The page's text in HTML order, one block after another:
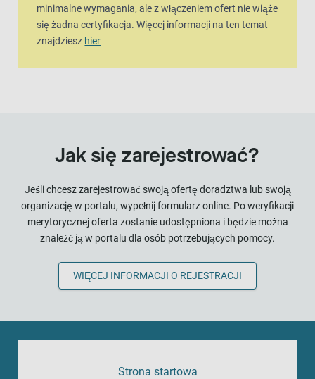
minimalne wymagania, ale z włączeniem ofert nie wiąże
się żadna certyfikacja. Więcej informacji na ten temat
znajdziesz hier
Jak się zarejestrować?
Jeśli chcesz zarejestrować swoją ofertę doradztwa lub swoją
organizację w portalu, wypełnij formularz online. Po weryfikacji
merytorycznej oferta zostanie udostępniona i będzie można
znaleźć ją w portalu dla osób potrzebujących pomocy.
WIĘCEJ INFORMACJI O REJESTRACJI
Strona startowa